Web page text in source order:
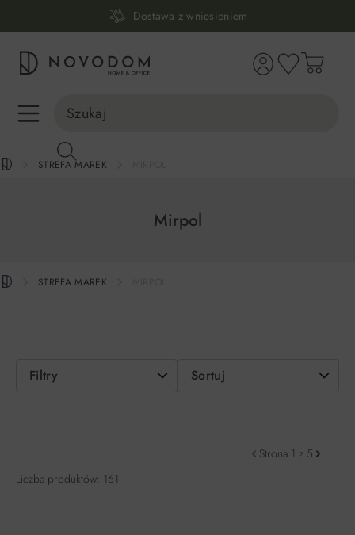
Dostawa z wniesieniem
30 dni na zwrot lub wymianę
98% zadowolonych klientów
Infolinia: 515 639 067 (pon-pt: 7-17, sb-nd: 9-17)
STREFA MAREK
Mirpol
STREFA MAREK
Filtry Sortuj
Liczba produktów: 161
Strona 1 z 5